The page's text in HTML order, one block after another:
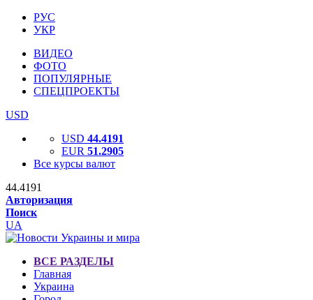
РУС
УКР
ВИДЕО
ФОТО
ПОПУЛЯРНЫЕ
СПЕЦПРОЕКТЫ
USD
USD 44.4191
EUR 51.2905
Все курсы валют
44.4191
Авторизация
Поиск
UA
ВСЕ РАЗДЕЛЫ
Главная
Украина